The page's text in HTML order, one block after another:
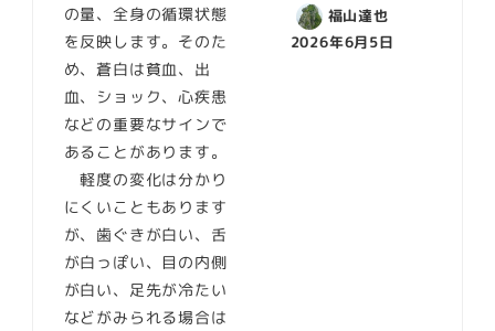
の量、全身の循環状態
を反映します。そのた
め、蒼白は貧血、出
血、ショック、心疾患
などの重要なサインで
あることがあります。
軽度の変化は分かり
にくいこともあります
が、歯ぐきが白い、舌
が白っぽい、目の内側
が白い、足先が冷たい
などがみられる場合は
福山達也
2026年6月5日